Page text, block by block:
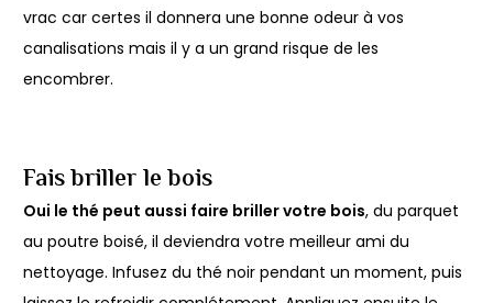
vrac car certes il donnera une bonne odeur à vos
canalisations mais il y a un grand risque de les
encombrer.
Fais briller le bois
Oui le thé peut aussi faire briller votre bois, du parquet
au poutre boisé, il deviendra votre meilleur ami du
nettoyage. Infusez du thé noir pendant un moment, puis